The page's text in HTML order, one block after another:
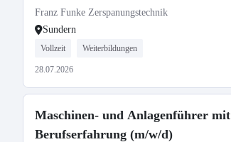
Franz Funke Zerspanungstechnik
Sundern
Vollzeit Weiterbildungen
28.07.2026
Maschinen- und Anlagenführer mit
Berufserfahrung (m/w/d)